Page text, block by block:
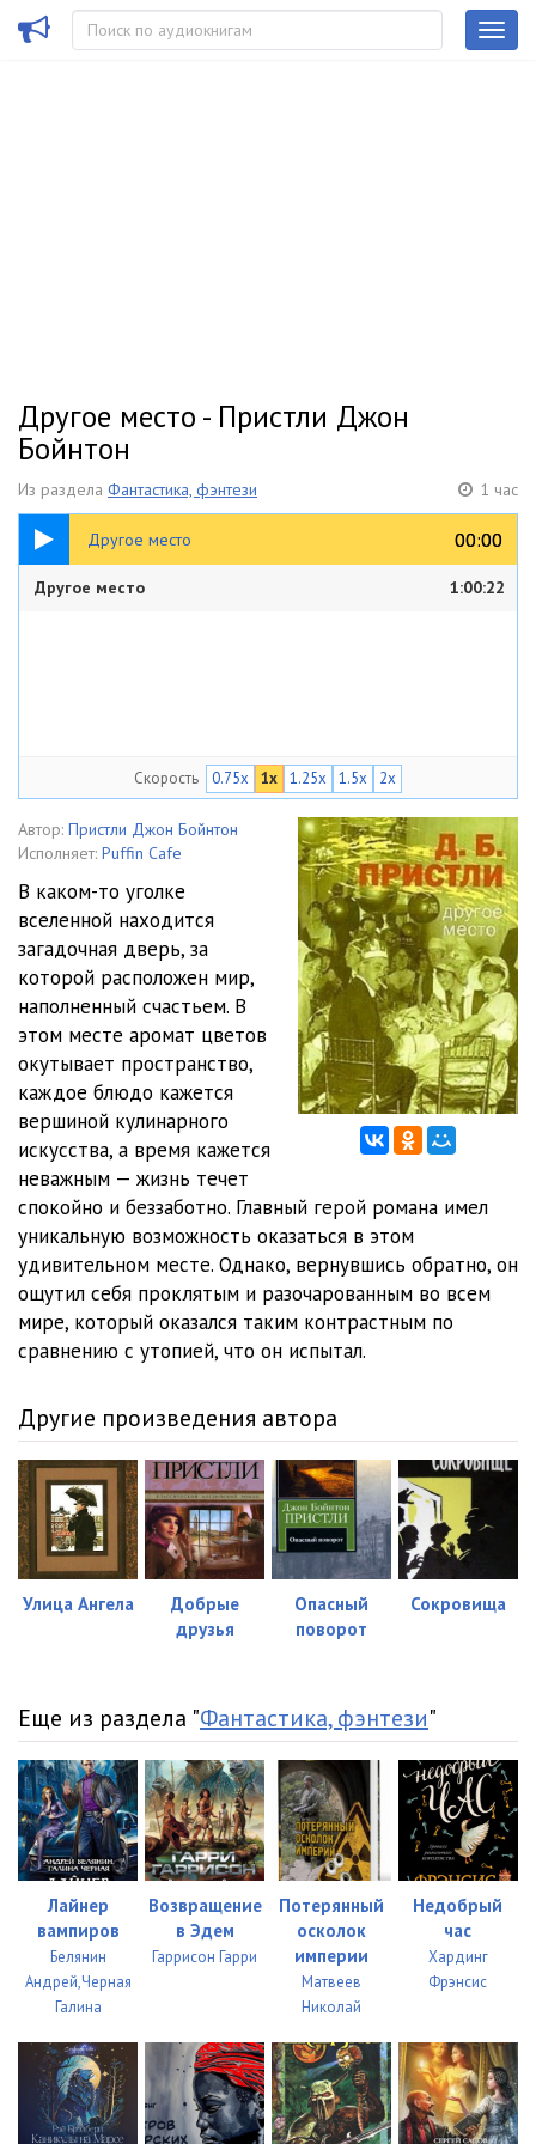
Другое место - Пристли Джон
Бойнтон
Из раздела Фантастика, фэнтези 1 час
Другое место 00:00
00:00
1:00:22
Другое место 1:00:22
Скорость 0.75x 1x 1.25x 1.5x 2x
Автор: Пристли Джон Бойнтон
Исполняет: Puffin Cafe
В каком-то уголке
вселенной находится
загадочная дверь, за
которой расположен мир,
наполненный счастьем. В
этом месте аромат цветов
окутывает пространство,
каждое блюдо кажется
вершиной кулинарного
искусства, а время кажется
неважным — жизнь течет
спокойно и беззаботно. Главный герой романа имел
уникальную возможность оказаться в этом
удивительном месте. Однако, вернувшись обратно, он
ощутил себя проклятым и разочарованным во всем
мире, который оказался таким контрастным по
сравнению с утопией, что он испытал.
Другие произведения автора
Улица Ангела
Добрые
друзья
Опасный
поворот
Сокровища
Еще из раздела "Фантастика, фэнтези"
Лайнер
вампиров
Белянин
Андрей,Черная
Галина
Возвращение
в Эдем
Гаррисон Гарри
Потерянный
осколок
империи
Матвеев
Николай
Недобрый
час
Хардинг
Фрэнсис